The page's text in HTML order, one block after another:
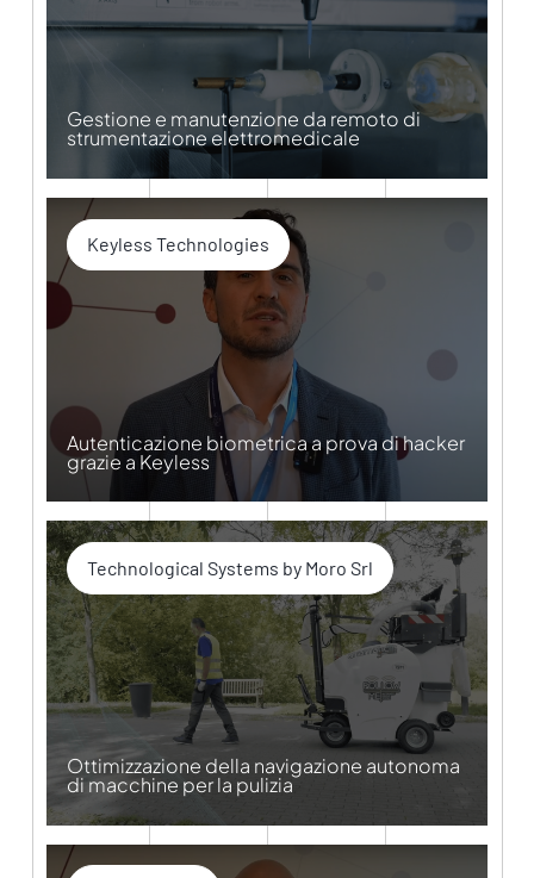
Gestione e manutenzione da remoto di
strumentazione elettromedicale
Keyless Technologies
Autenticazione biometrica a prova di hacker
grazie a Keyless
Technological Systems by Moro Srl
Ottimizzazione della navigazione autonoma
di macchine per la pulizia